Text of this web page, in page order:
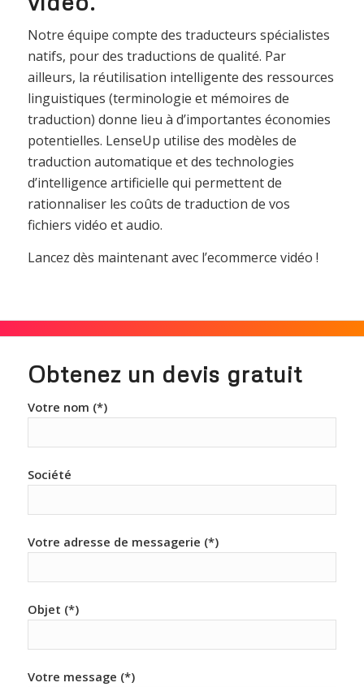
Notre équipe compte des traducteurs spécialistes
natifs, pour des traductions de qualité. Par
ailleurs, la réutilisation intelligente des ressources
linguistiques (terminologie et mémoires de
traduction) donne lieu à d’importantes économies
potentielles. LenseUp utilise des modèles de
traduction automatique et des technologies
d’intelligence artificielle qui permettent de
rationnaliser les coûts de traduction de vos
fichiers vidéo et audio.
Lancez dès maintenant avec l’ecommerce vidéo !
Obtenez un devis gratuit
Votre nom (*)
Société
Votre adresse de messagerie (*)
Objet (*)
Votre message (*)